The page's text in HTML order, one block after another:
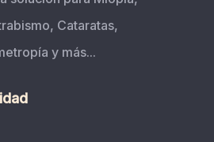
Cataratas,
y más...